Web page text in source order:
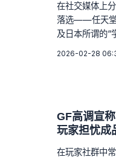
在社交媒体上
落选——任天堂
及日本所谓的“
2026-02-28
GF高调宣
玩家担忧成
在玩家社群中